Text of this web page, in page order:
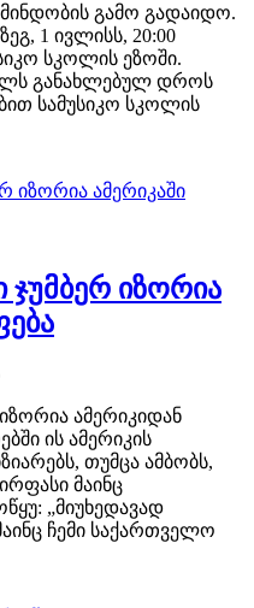
გამო გადაიდო.
1 ივლისს, 20:00
სკოლის ეზოში.
განახლებულ დროს
სამუსიკო სკოლის
ჯუმბერ იზორია
ამერიკიდან
ის ამერიკის
თუმცა ამბობს,
მაინც
„მიუხედავად
ჩემი საქართველო